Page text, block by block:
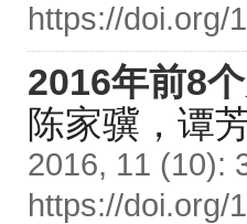
https://doi.org/
2016年前8
陈家骥，谭
2016, 11 (10):
https://doi.org/